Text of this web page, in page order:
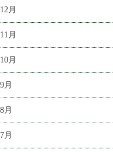
月
月
月
月
月
月